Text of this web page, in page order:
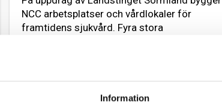
Information
NCC arbetsplatser och vårdlokaler för
framtidens sjukvård. Fyra stora
tre av länets sjukhus.